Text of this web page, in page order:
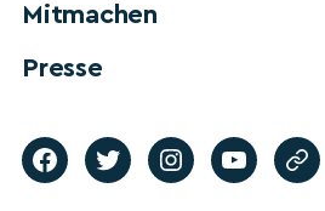
Mitmachen
Presse